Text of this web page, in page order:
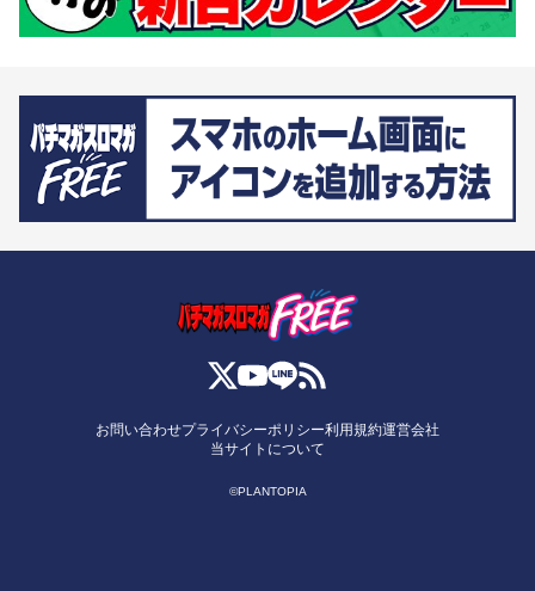
お問い合わせプライバシーポリシー利用規約運営会社
当サイトについて
©PLANTOPIA